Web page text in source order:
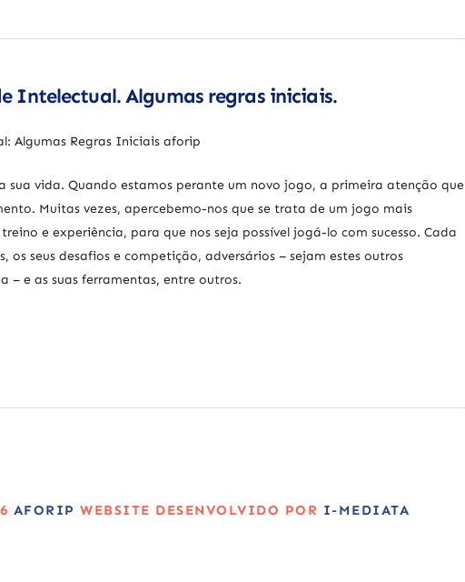
Intelectual. Algumas regras iniciais.
vida. Quando estamos perante um novo jogo, a primeira atenção que
Muitas vezes, apercebemo-nos que se trata de um jogo mais
e experiência, para que nos seja possível jogá-lo com sucesso. Cada
seus desafios e competição, adversários – sejam estes outros
– e as suas ferramentas, entre outros.
AFORIP WEBSITE DESENVOLVIDO POR I-MEDIATA